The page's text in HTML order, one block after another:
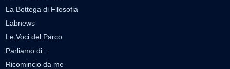
La Bottega di Filosofia
Labnews
Le Voci del Parco
Parliamo di…
Ricomincio da me